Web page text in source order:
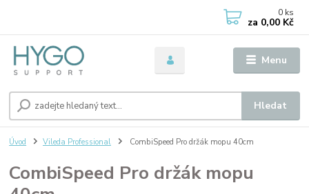
Menu
Hledat
0 ks
za 0,00 Kč
Úvod Vileda Professional CombiSpeed Pro držák mopu 40cm
CombiSpeed Pro držák mopu